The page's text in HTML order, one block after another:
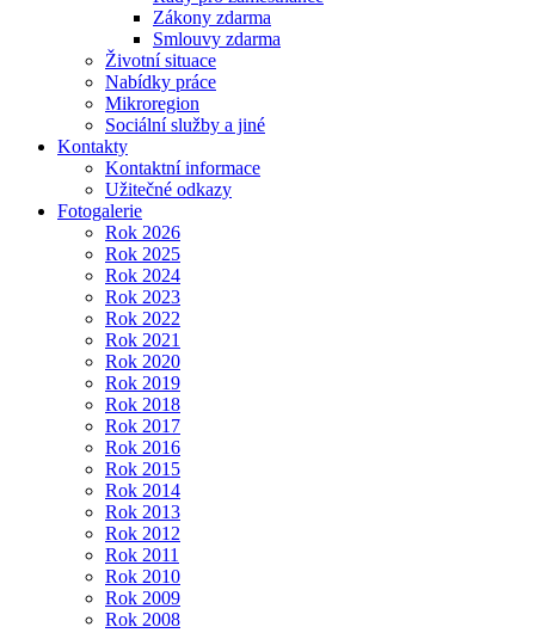
Zákony zdarma
Smlouvy zdarma
Životní situace
Nabídky práce
Mikroregion
Sociální služby a jiné
Kontakty
Kontaktní informace
Užitečné odkazy
Fotogalerie
Rok 2026
Rok 2025
Rok 2024
Rok 2023
Rok 2022
Rok 2021
Rok 2020
Rok 2019
Rok 2018
Rok 2017
Rok 2016
Rok 2015
Rok 2014
Rok 2013
Rok 2012
Rok 2011
Rok 2010
Rok 2009
Rok 2008